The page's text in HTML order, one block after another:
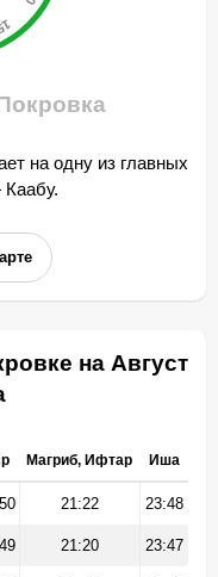
на одну из главных
на Август
Магриб, Ифтар Иша
21:22 23:48
21:20 23:47